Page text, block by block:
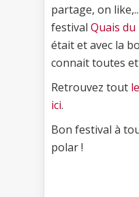
partage, on
festival Quais
était et avec la
connait toutes
Retrouvez tout
ici.
Bon festival à
polar !